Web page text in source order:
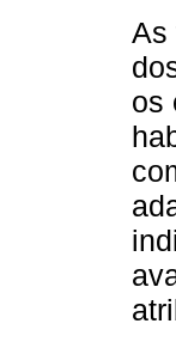
As
os